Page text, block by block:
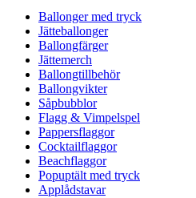
Ballonger med tryck
Jätteballonger
Ballongfärger
Jättemerch
Ballongtillbehör
Ballongvikter
Såpbubblor
Flagg & Vimpelspel
Pappersflaggor
Cocktailflaggor
Beachflaggor
Popuptält med tryck
Applådstavar